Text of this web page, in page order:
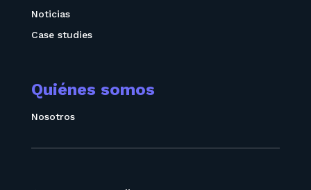
Noticias
Case studies
Quiénes somos
Nosotros